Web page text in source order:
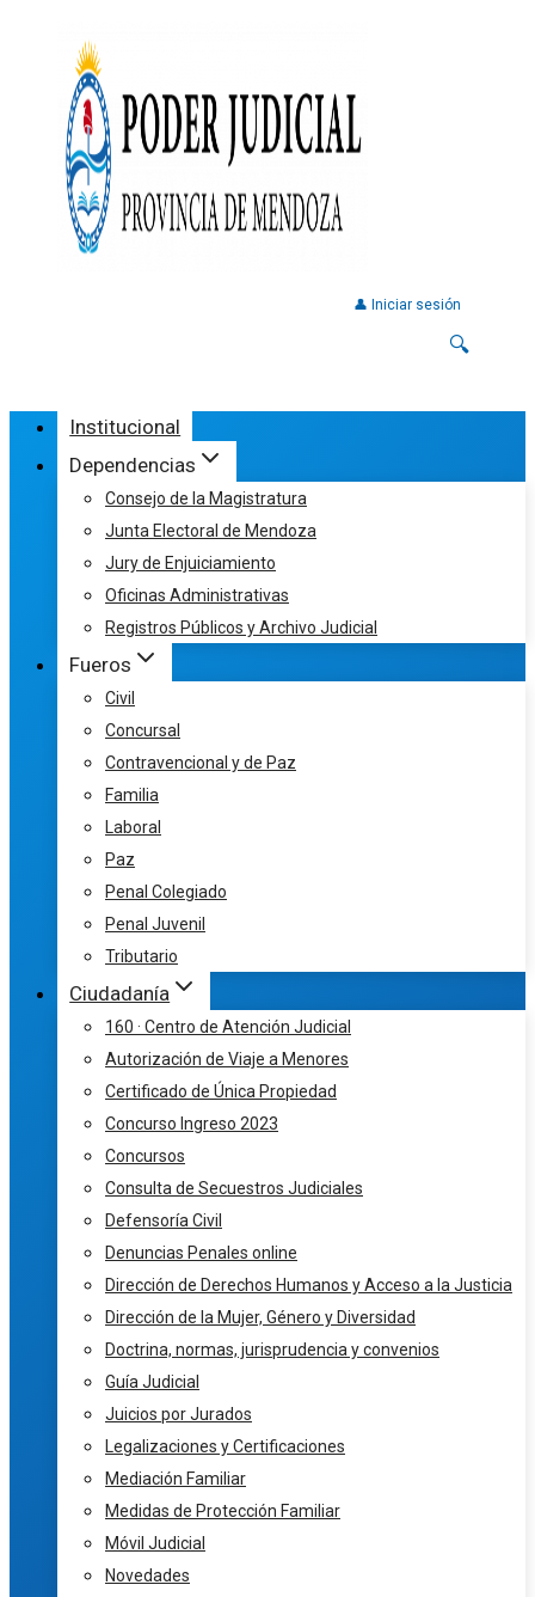
👤 Iniciar sesión
🔍
Institucional
Dependencias
Consejo de la Magistratura
Junta Electoral de Mendoza
Jury de Enjuiciamiento
Oficinas Administrativas
Registros Públicos y Archivo Judicial
Fueros
Civil
Concursal
Contravencional y de Paz
Familia
Laboral
Paz
Penal Colegiado
Penal Juvenil
Tributario
Ciudadanía
160 · Centro de Atención Judicial
Autorización de Viaje a Menores
Certificado de Única Propiedad
Concurso Ingreso 2023
Concursos
Consulta de Secuestros Judiciales
Defensoría Civil
Denuncias Penales online
Dirección de Derechos Humanos y Acceso a la Justicia
Dirección de la Mujer, Género y Diversidad
Doctrina, normas, jurisprudencia y convenios
Guía Judicial
Juicios por Jurados
Legalizaciones y Certificaciones
Mediación Familiar
Medidas de Protección Familiar
Móvil Judicial
Novedades